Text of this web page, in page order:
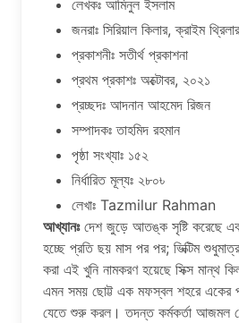
লেখকঃ আমিনুল ইসলাম
জনরাঃ সিরিয়াল কিলার, ক্রাইম থ্রিলার
প্রকাশনীঃ সতীর্থ প্রকাশনা
প্রথম প্রকাশঃ অক্টোবর, ২০২১
প্রচ্ছদঃ আদনান আহমেদ রিজন
সম্পাদকঃ তাহমিদ রহমান
পৃষ্ঠা সংখ্যাঃ ১৫২
নির্ধারিত মূল্যঃ ২৮০৳
লেখাঃ Tazmilur Rahman
আখ্যানঃদেশ জুড়ে আতঙ্ক সৃষ্টি করেছে এক
হচ্ছে প্রতি ছয় মাস পর পর; ভিক্টিম
করা এই খুনি নামকরণ হয়েছে সিক্স মান্থ
এমন সময় ছোট্ট এক মফস্বল শহরে একের
যেতে শুরু করল। তদন্ত কর্মকর্তা আজমল